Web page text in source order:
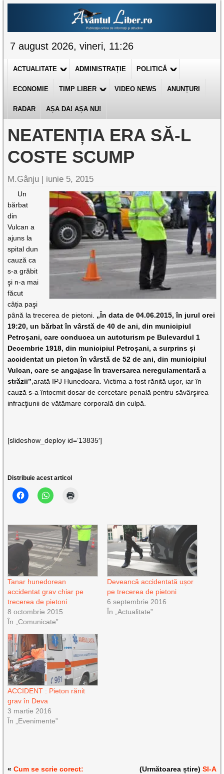
7 august 2026, vineri, 11:26
ACTUALITATE ADMINISTRAȚIE POLITICĂ
ECONOMIE TIMP LIBER VIDEO NEWS ANUNȚURI
RADAR AȘA DA! AȘA NU!
NEATENȚIA ERA SĂ-L
COSTE SCUMP
M.Gânju | iunie 5, 2015
Un
bărbat
din
Vulcan a
ajuns la
spital dun
cauză ca
s-a grăbit
şi n-a mai
făcut
câția paşi
până la trecerea de pietoni. „În data de 04.06.2015, în jurul orei
19:20, un bărbat în vârstă de 40 de ani, din municipiul
Petroşani, care conducea un autoturism pe Bulevardul 1
Decembrie 1918, din municipiul Petroșani, a surprins și
accidentat un pieton în vârstă de 52 de ani, din municipiul
Vulcan, care se angajase în traversarea neregulamentară a
străzii” ,arată IPJ Hunedoara. Victima a fost rănită uşor, iar în
cauză s-a întocmit dosar de cercetare penală pentru săvârşirea
infracţiunii de vătămare corporală din culpă.
[slideshow_deploy id=’13835′]
Distribuie acest articol
Tanar hunedorean
accidentat grav chiar pe
trecerea de pietoni
8 octombrie 2015
În „Comunicate”
Deveancă accidentată ușor
pe trecerea de pietoni
6 septembrie 2016
În „Actualitate”
ACCIDENT : Pieton rănit
grav în Deva
3 martie 2016
În „Evenimente”
«Cum se scrie corect:
(Următoarea știre) SI-A